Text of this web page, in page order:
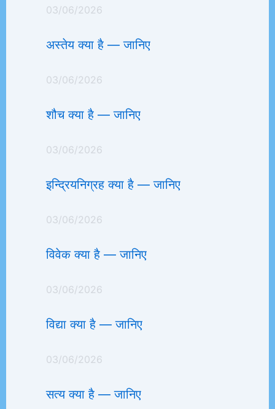
03/06/2026
अस्तेय क्या है — जानिए
03/06/2026
शौच क्या है — जानिए
03/06/2026
इन्द्रियनिग्रह क्या है — जानिए
03/06/2026
विवेक क्या है — जानिए
03/06/2026
विद्या क्या है — जानिए
03/06/2026
सत्य क्या है — जानिए